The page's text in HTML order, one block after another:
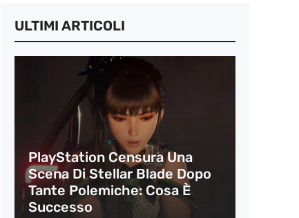
ULTIMI ARTICOLI
PlayStation Censura Una
Scena Di Stellar Blade Dopo
Tante Polemiche: Cosa È
Successo